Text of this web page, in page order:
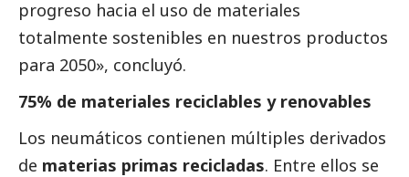
progreso hacia el uso de materiales
totalmente sostenibles en nuestros productos
para 2050», concluyó.
75% de materiales reciclables y renovables
Los neumáticos contienen múltiples derivados
de materias primas recicladas. Entre ellos se